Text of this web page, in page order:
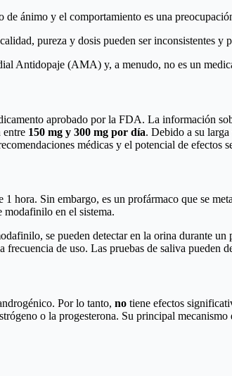
de ánimo y el comportamiento es una
pureza y dosis pueden ser inconsistentes y
Antidopaje (AMA) y, a menudo, no es un
aprobado por la FDA. La información
entre 150 mg y 300 mg por día. Debido a su larga
médicas y el potencial de efectos
hora. Sin embargo, es un profármaco que se
modafinilo en el sistema.
se pueden detectar en la orina durante
de uso. Las pruebas de saliva pueden
Por lo tanto, no tiene efectos
o la progesterona. Su principal